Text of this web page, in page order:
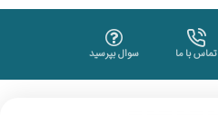
تماس با ما سوال بپرسید